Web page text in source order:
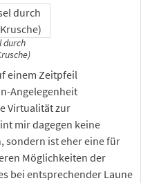
durch
einem Zeitpfeil
Angelegenheit
Virtualität zur
mir dagegen keine
sondern ist eher eine für
Möglichkeiten der
bei entsprechender Laune